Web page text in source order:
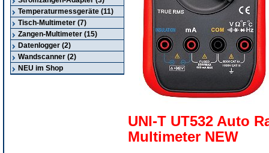
Temperaturmessgeräte (11)
Tisch-Multimeter (7)
Zangen-Multimeter (15)
Datenlogger (2)
Wandscanner (2)
NEU im Shop
UNI-T UT532 Auto
Multimeter NEW